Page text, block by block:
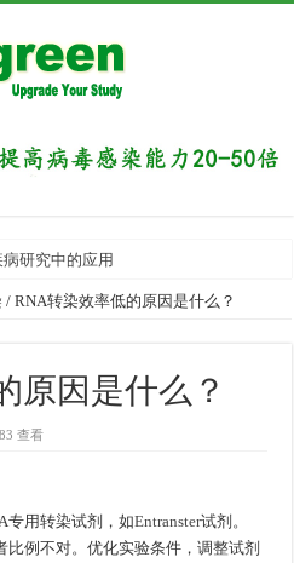
研究中的应用
/ RNA转染效率低的原因是什么？
原因是什么？
查看
专用转染试剂，如Entranster试剂。
比例不对。优化实验条件，调整试剂